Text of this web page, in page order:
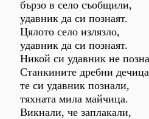
бързо в село съобщили,
удавник да си познаят.
Цялото село излязло,
удавник да си познаят.
Никой си удавник не
Станкините дребни
те си удавник познали,
тяхната мила майчица.
Викнали, че заплакали,